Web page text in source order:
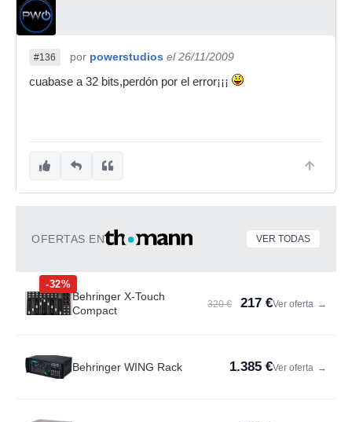
#136 por powerstudios el 26/11/2009
cuabase a 32 bits,perdón por el error¡¡¡
OFERTAS EN VER TODAS
-32%
Behringer X-Touch
Compact
320 € 217 €Ver oferta →
Behringer WING Rack 1.385 €Ver oferta →